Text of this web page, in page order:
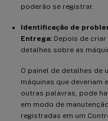
poderão se registrar.
Identificação de
Entrega: Depois de
detalhes sobre as
O painel de detalhes de
máquinas que deveriam
outras palavras, pode
em modo de
registradas em um